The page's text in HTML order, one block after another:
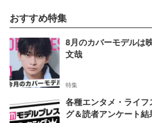
おすすめ特集
8月のカバーモデルは
文哉
特集
各種エンタメ・ライ
グ＆読者アンケート結